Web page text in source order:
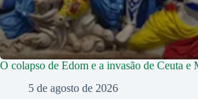
O colapso de Edom e a invasão de Ceuta e
5 de agosto de 2026